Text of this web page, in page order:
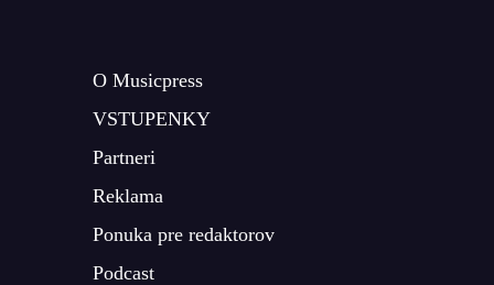
O Musicpress
VSTUPENKY
Partneri
Reklama
Ponuka pre redaktorov
Podcast